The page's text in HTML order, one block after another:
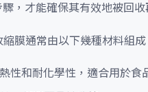
，才能確保其有效地被回收
膜通常由以下幾種材料組成
性和耐化學性，適合用於食